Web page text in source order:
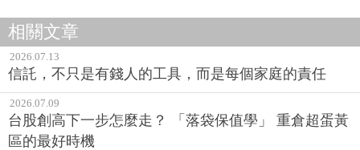
相關文章
2026.07.13
信託，不只是有錢人的工具，而是每個家庭的責任
2026.07.09
台股創高下一步怎麼走？ 「落袋保值學」 重倉超蛋黃
區的最好時機